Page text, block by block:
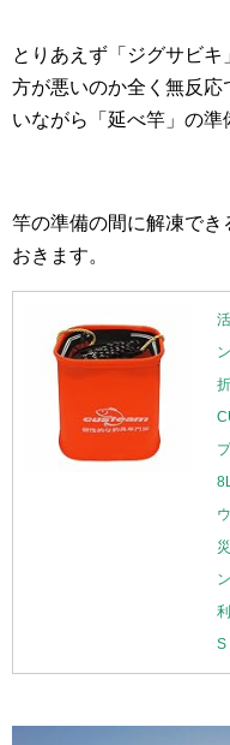
とりあえず「ジグサビ
方が悪いのか全く無反
いながら「延べ竿」の準
竿の準備の間に解凍でき
おきます。
S